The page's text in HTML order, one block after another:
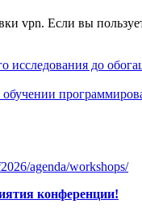
vpn. Если вы
исследования до
agenda/workshops/
конференции!